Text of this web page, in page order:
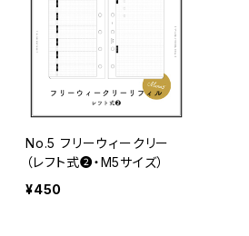
No.5 フリーウィークリー
（レフト式❷・M5サイズ）
¥450